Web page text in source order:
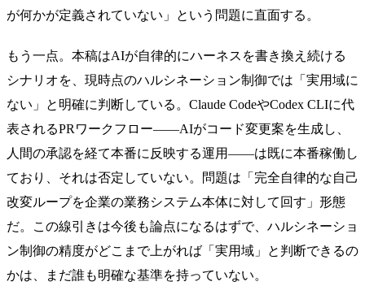
が何かが定義されていない」という問題に直面する。
もう一点。本稿はAIが自律的にハーネスを書き換え続ける
シナリオを、現時点のハルシネーション制御では「実用域に
ない」と明確に判断している。Claude CodeやCodex CLIに代
表されるPRワークフロー——AIがコード変更案を生成し、
人間の承認を経て本番に反映する運用——は既に本番稼働し
ており、それは否定していない。問題は「完全自律的な自己
改変ループを企業の業務システム本体に対して回す」形態
だ。この線引きは今後も論点になるはずで、ハルシネーショ
ン制御の精度がどこまで上がれば「実用域」と判断できるの
かは、まだ誰も明確な基準を持っていない。